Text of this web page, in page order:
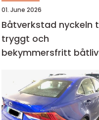
01. June 2026
Båtverkstad nyckeln till
tryggt och
bekymmersfritt båtliv